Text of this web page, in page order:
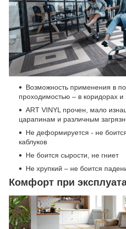
Возможность применения в
проходимостью – в коридорах
ART VINYL прочен, мало
царапинам и различным
Не деформируется - не
каблуков
Не боится сырости, не гниет
Не хрупкий – не боится
Комфорт при